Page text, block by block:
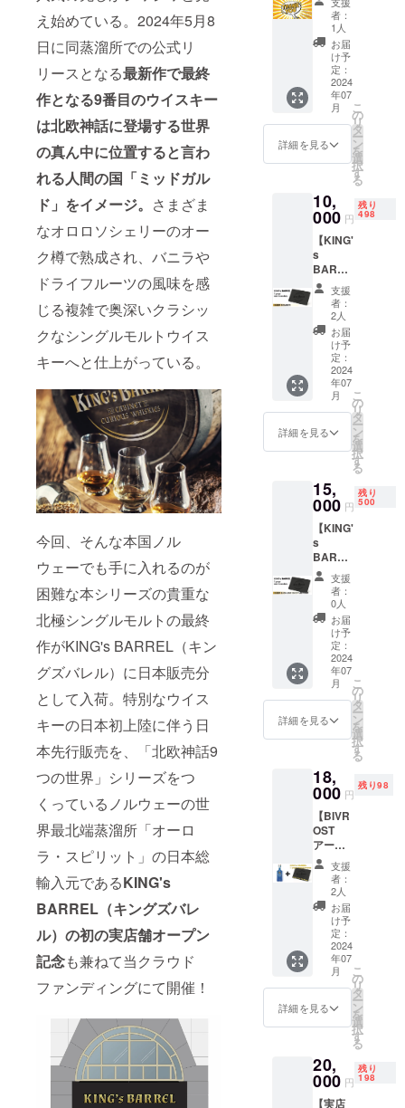
え始めている。2024年5月8
日に同蒸溜所での公式リ
リースとなる最新作で最終
作となる9番目のウイスキー
は北欧神話に登場する世界
の真ん中に位置すると言わ
れる人間の国「ミッドガル
ド」をイメージ。 さまざま
なオロロソシェリーのオー
ク樽で熟成され、バニラや
ドライフルーツの風味を感
じる複雑で奥深いクラシッ
クなシングルモルトウイス
キーへと仕上がっている。
今回、そんな本国ノル
ウェーでも手に入れるのが
困難な本シリーズの貴重な
北極シングルモルトの最終
作がKING's BARREL（キン
グズバレル）に日本販売分
として入荷。特別なウイス
キーの日本初上陸に伴う日
本先行販売を、「北欧神話9
つの世界」シリーズをつ
くっているノルウェーの世
界最北端蒸溜所「オーロ
ラ・スピリット」の日本総
輸入元であるKING's
BARREL（キングズバレ
ル）の初の実店舗オープン
記念も兼ねて当クラウド
ファンディングにて開催！
めスタート
BARREL（キ
ングズバレ
ル）」は、
横浜から、
ポーターと
してではな
く「蒸溜所
大使」のよ
うな心構え
で、独自に
選び抜いた
ハイレベル
なドイツと
北欧のお酒
の卸と小売
を行ってい
ます。
「KING’s
ングズバレ
ル）」＝王
様の樽 の
名に相応し
い本当に美
味しいと
思ったお酒
のみを日本
輸入元とし
て蒸溜所と
二人三脚で
ご紹介して
援！】
KING's
BARRE
Lより感
謝の気
持ちを
込め
て、
「THA
NK
YOU
「オリ
ジナル
ステッ
カー」
をお送
りしま
す。他
リター
ンに追
加して
の応援
もかな
り励ま
されま
す！ ■
内容
THANK
テッ
カー x 1
（税・
送料込
み）
者：
1人
お届
け予
定：
2024
年07
月
詳細を見る
こ
の
リ
タ
ー
ン
を
選
択
す
る
10,
000 円
残り
498
【KING'
s
BARRE
Lショッ
プ限
定・冒
険の仲
間メン
バー
カード
（特別
会員
権）】
有効期
間中、
ム前の
KING's
BARRE
Lの実店
舗での
み使え
る会員
特典付
きメン
バー
カー
ド。新
たなウ
イス
キーを
求める
旅の仲
がつい
てきま
【特典
１】メ
ンバー
期間
中、い
つでも
12％OF
Fでお買
い物が
できま
す。 ＊
12％OF
Fは当ク
ラファ
ファン
終了後
に会員
支援
者：
2人
お届
け予
定：
2024
年07
月
詳細を見る
こ
の
リ
タ
ー
ン
を
選
択
す
る
15,
000 円
残り
500
【KING'
s
BARRE
Lショッ
プ＆オ
ンライ
ン
ショッ
プ・冒
険の仲
間メン
バー
カード
（特別
会員
間中、
横浜ス
タジア
ム前の
KING's
BARRE
Lの店舗
KING's
BARRE
L公式オ
ンライ
ショッ
プでの
み使え
る会員
カー
ド。新
支援
者：
0人
お届
け予
定：
2024
年07
月
詳細を見る
こ
の
リ
タ
ー
ン
を
選
択
す
る
18,
000 円
残り98
【BIVR
OST
アーク
ティッ
クジン
KING's
BARRE
Lショッ
プ＆オ
ンライ
ショッ
プ・冒
険の仲
カード
（特別
会員
支援
者：
2人
お届
け予
定：
2024
年07
月
詳細を見る
こ
の
リ
タ
ー
ン
を
選
択
す
る
20,
000 円
残り
198
【実店